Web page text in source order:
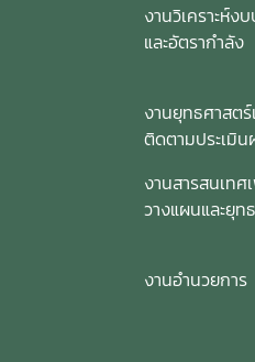
งานวิเคราะห์ง
และอัตรากำลัง
งานยุทธศาสตร์
ติดตามประเมิน
งานสารสนเทศ
วางแผนและยุ
งานอำนวยการ